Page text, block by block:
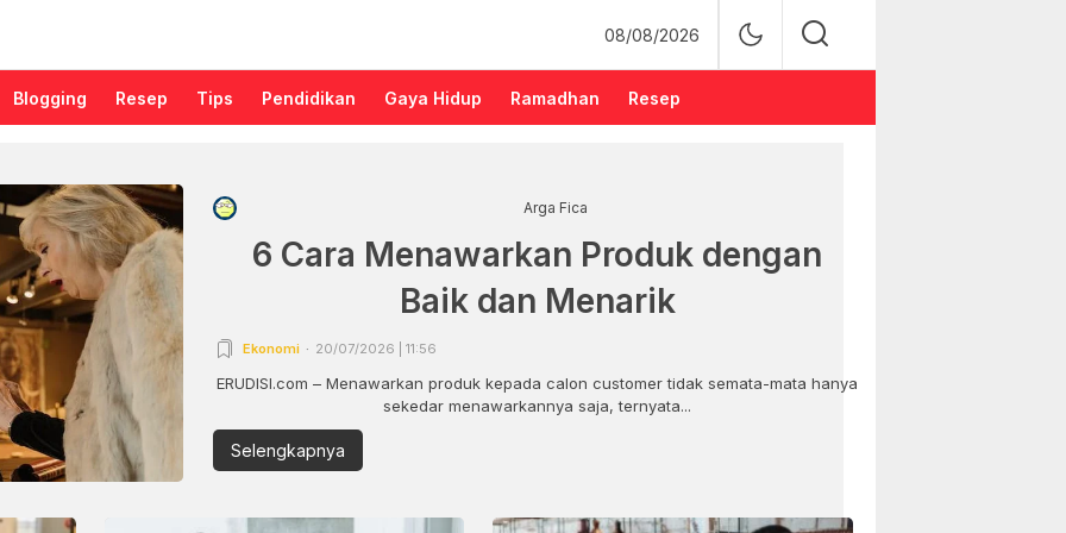
08/08/2026
Blogging Resep Tips Pendidikan Gaya Hidup Ramadhan Resep
Arga Fica
6 Cara Menawarkan Produk dengan
Baik dan Menarik
Ekonomi 20/07/2026 | 11:56
ERUDISI.com – Menawarkan produk kepada calon customer tidak semata-mata hanya
sekedar menawarkannya saja, ternyata...
Selengkapnya